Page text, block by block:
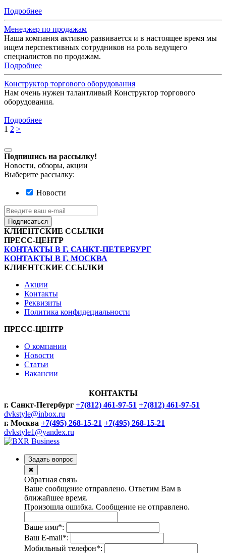
Подробнее
Менеджер по продажам
Наша компания активно развивается и в настоящее время мы
ищем перспективных сотрудников на роль ведущего
специалистов по продажам.
Подробнее
Конструктор торгового оборудования
Нам очень нужен талантливый Конструктор торгового
оборудования.
Подробнее
1 2 >
Подпишись на рассылку!
Новости, обзоры, акции
Выберите рассылку:
Новости
Подписаться
КЛИЕНТСКИЕ ССЫЛКИ
ПРЕСС-ЦЕНТР
КОНТАКТЫ В Г. САНКТ-ПЕТЕРБУРГ
КОНТАКТЫ В Г. МОСКВА
КЛИЕНТСКИЕ ССЫЛКИ
Акции
Контакты
Реквизиты
Политика конфидециальности
ПРЕСС-ЦЕНТР
О компании
Новости
Статьи
Вакансии
КОНТАКТЫ
г. Санкт-Петербург +7(812) 461-97-51 +7(812) 461-97-51
dvkstyle@inbox.ru
г. Москва +7(495) 268-15-21 +7(495) 268-15-21
dvkstyle1@yandex.ru
Задать вопрос
✖
Обратная связь
Ваше сообщение отправлено. Ответим Вам в
ближайшее время.
Произошла ошибка. Сообщение не отправлено.
Ваше имя*:
Ваш E-mail*:
Мобильный телефон*: